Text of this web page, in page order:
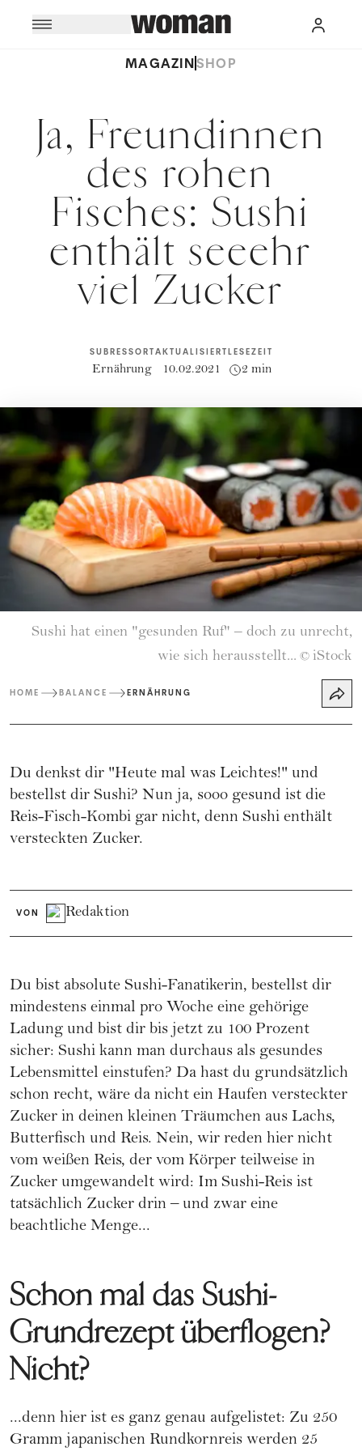
MAGAZINSHOP
Ja, Freundinnen
des rohen
Fisches: Sushi
enthält seeehr
viel Zucker
SUBRESSORT
Ernährung
AKTUALISIERT
10.02.2021
LESEZEIT
2 min
Sushi hat einen "gesunden Ruf" – doch zu unrecht,
wie sich herausstellt... © iStock
HOME BALANCE ERNÄHRUNG
Du denkst dir "Heute mal was Leichtes!" und
bestellst dir Sushi? Nun ja, sooo gesund ist die
Reis-Fisch-Kombi gar nicht, denn Sushi enthält
versteckten Zucker.
VON Redaktion
Du bist absolute Sushi-Fanatikerin, bestellst dir
mindestens einmal pro Woche eine gehörige
Ladung und bist dir bis jetzt zu 100 Prozent
sicher: Sushi kann man durchaus als gesundes
Lebensmittel einstufen? Da hast du grundsätzlich
schon recht, wäre da nicht ein Haufen versteckter
Zucker in deinen kleinen Träumchen aus Lachs,
Butterfisch und Reis. Nein, wir reden hier nicht
vom weißen Reis, der vom Körper teilweise in
Zucker umgewandelt wird: Im Sushi-Reis ist
tatsächlich Zucker drin – und zwar eine
beachtliche Menge...
Schon mal das Sushi-
Grundrezept überflogen?
Nicht?
...denn hier ist es ganz genau aufgelistet: Zu 250
Gramm japanischen Rundkornreis werden 25